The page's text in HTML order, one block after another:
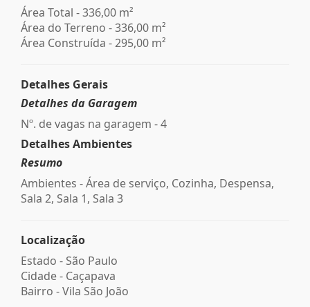
Área Total - 336,00 m²
Área do Terreno - 336,00 m²
Área Construída - 295,00 m²
Detalhes Gerais
Detalhes da Garagem
Nº. de vagas na garagem - 4
Detalhes Ambientes
Resumo
Ambientes - Área de serviço, Cozinha, Despensa,
Sala 2, Sala 1, Sala 3
Localização
Estado - São Paulo
Cidade - Caçapava
Bairro -Vila São João